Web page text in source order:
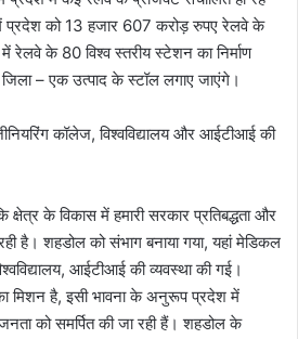
को 13 हजार 607 करोड़ रुपए रेलवे के
रेलवे के 80 विश्व स्तरीय स्टेशन का निर्माण
– एक उत्पाद के स्टॉल लगाए जाएंगे।
कॉलेज, विश्वविद्यालय और आईटीआई की
क्षेत्र के विकास में हमारी सरकार प्रतिबद्धता और
है। शहडोल को संभाग बनाया गया, यहां मेडिकल
आईटीआई की व्यवस्था की गई।
मिशन है, इसी भावना के अनुरूप प्रदेश में
जनता को समर्पित की जा रही हैं। शहडोल के